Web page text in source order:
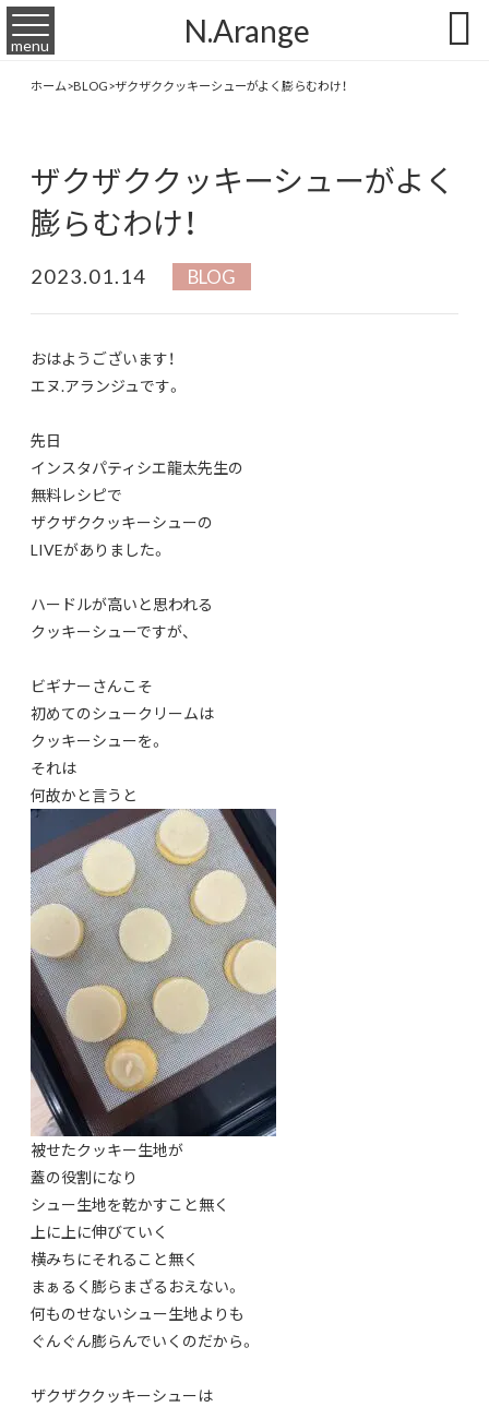
N.Arange
menu 
ホーム>BLOG>ザクザククッキーシューがよく膨らむわけ！
ザクザククッキーシューがよく
膨らむわけ！
2023.01.14 BLOG
おはようございます！
エヌ.アランジュです。
先日
インスタパティシエ龍太先生の
無料レシピで
ザクザククッキーシューの
LIVEがありました。
ハードルが高いと思われる
クッキーシューですが、
ビギナーさんこそ
初めてのシュークリームは
クッキーシューを。
それは
何故かと言うと
被せたクッキー生地が
蓋の役割になり
シュー生地を乾かすこと無く
上に上に伸びていく
横みちにそれること無く
まぁるく膨らまざるおえない。
何ものせないシュー生地よりも
ぐんぐん膨らんでいくのだから。
ザクザククッキーシューは